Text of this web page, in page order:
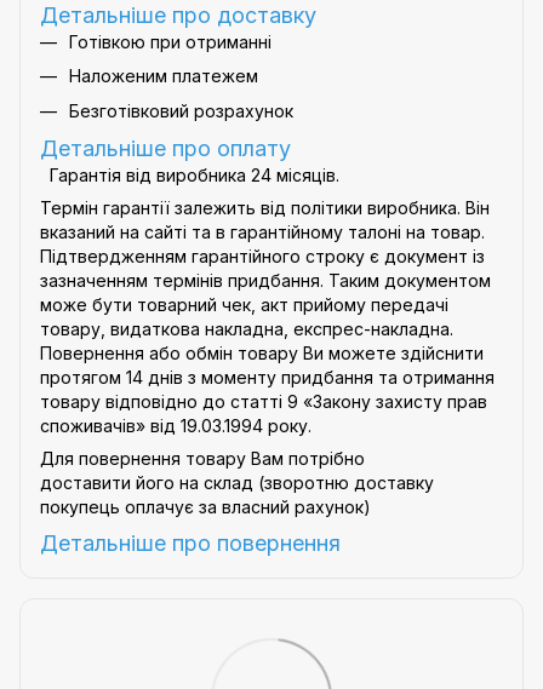
Детальніше про доставку
Готівкою при отриманні
Наложеним платежем
Безготівковий розрахунок
Детальніше про оплату
Гарантія від виробника 24 місяців.
Термін гарантії залежить від політики виробника. Він
вказаний на сайті та в гарантійному талоні на товар.
Підтвердженням гарантійного строку є документ із
зазначенням термінів придбання. Таким документом
може бути товарний чек, акт прийому передачі
товару, видаткова накладна, експрес-накладна.
Повернення або обмін товару Ви можете здійснити
протягом 14 днів з моменту придбання та отримання
товару відповідно до статті 9 «Закону захисту прав
споживачів» від 19.03.1994 року.
Для повернення товару Вам потрібно
доставити його на склад (зворотню доставку
покупець оплачує за власний рахунок)
Детальніше про повернення